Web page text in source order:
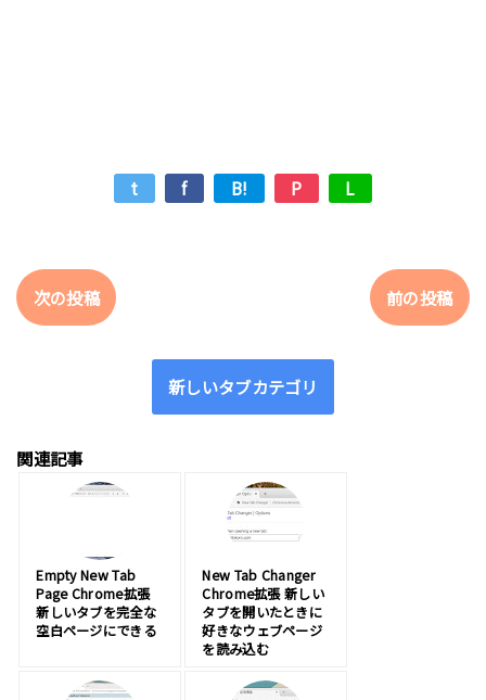
t f B! P L
次の投稿 前の投稿
新しいタブカテゴリ
関連記事
Empty New Tab
Page Chrome拡張
新しいタブを完全な
空白ページにできる
New Tab Changer
Chrome拡張 新しい
タブを開いたときに
好きなウェブページ
を読み込む